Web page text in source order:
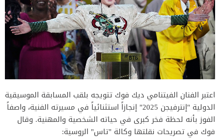
اعتبر الفنان الفيتنامي ديك فوك تتويجه بلقب المسابقة الموسيقية
الدولية "إنترفيجن 2025" إنجازاً استثنائياً في مسيرته الفنية، واصفاً
الفوز بأنه لحظة فخر كبرى في حياته الشخصية والمهنية. وقال
فوك في تصريحات نقلتها وكالة "تاس" الروسية: